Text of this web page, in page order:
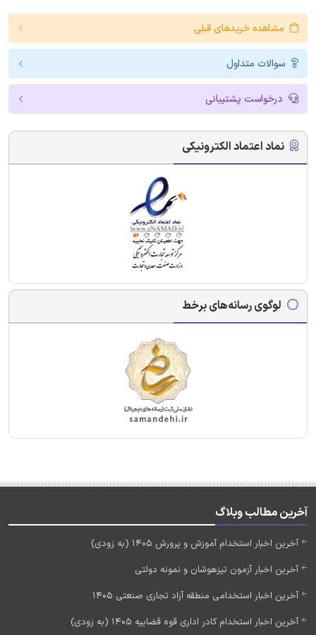
مشاهده خریدهای قبلی
سوالات متداول
درخواست پشتیبانی
نماد اعتماد الکترونیکی
لوگوی رسانه‌های برخط
آخرین مطالب وبلاگ
آخرین اخبار استخدام آموزش و پرورش 1405 (به زودی)
آخرین اخبار آزمون تیزهوشان و نمونه دولتی
آخرین اخبار استخدامی منطقه آزاد تجاری صنعتی 1405
آخرین اخبار استخدام کادر اداری قوه قضاییه 1405 (به زودی)